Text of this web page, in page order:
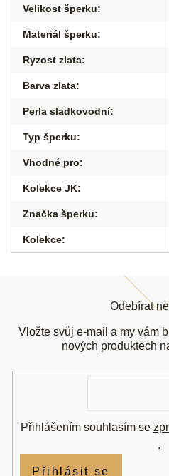
Velikost šperku:
Materiál šperku:
Ryzost zlata:
Barva zlata:
Perla sladkovodní:
Typ šperku:
Vhodné pro:
Kolekce JK:
Značka šperku:
Kolekce:
Odebírat
Vložte svůj e-mail a my vám
nových produktech
Přihlášením souhlasím se
.
Přihlásit se